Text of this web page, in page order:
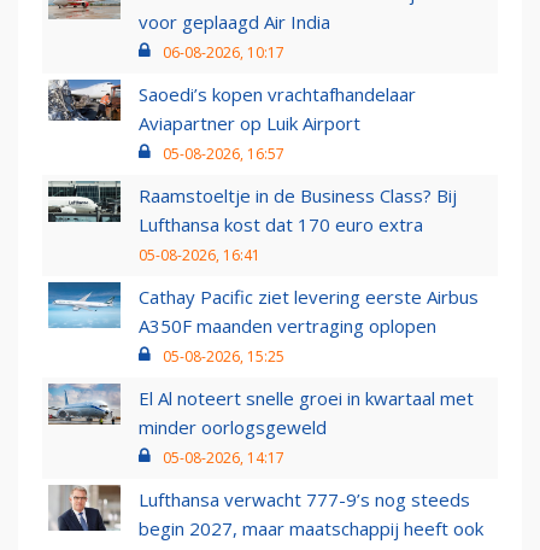
voor geplaagd Air India
06-08-2026, 10:17
Saoedi’s kopen vrachtafhandelaar
Aviapartner op Luik Airport
05-08-2026, 16:57
Raamstoeltje in de Business Class? Bij
Lufthansa kost dat 170 euro extra
05-08-2026, 16:41
Cathay Pacific ziet levering eerste Airbus
A350F maanden vertraging oplopen
05-08-2026, 15:25
El Al noteert snelle groei in kwartaal met
minder oorlogsgeweld
05-08-2026, 14:17
Lufthansa verwacht 777-9’s nog steeds
begin 2027, maar maatschappij heeft ook